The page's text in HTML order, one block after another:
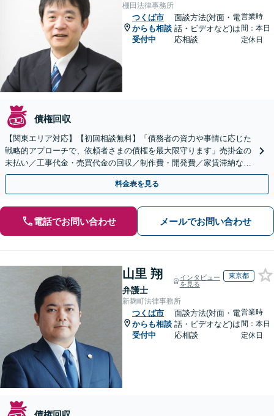
棚田法律事務所
つくば市
からも相談
受付中
面談方法(対面・電
話・ビデオなど)は
応相談
営業時
間：本日
定休日
債権回収
【関東エリア対応】【初回相談無料】「債務者の資力や事情に応じた
戦略的アプローチで、依頼者さまの債権を最大限守ります」売掛金の
未払い／工事代金・売買代金の回収／制作費・開発費／家賃滞納な
ど、事業活動で発生するあらゆる債権回収に実績あり
料金表を見る
電話でお問い合わせ メールでお問い合わせ
山里 翔
弁護士
インタビュー
を見る
東京都
新麹町法律事務所
つくば市
からも相談
受付中
面談方法(対面・電
話・ビデオなど)は
応相談
営業時
間：本日
定休日